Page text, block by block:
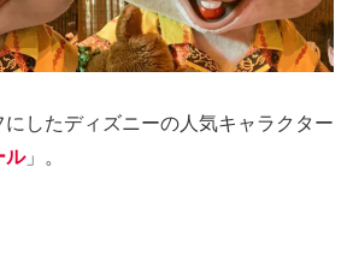
したディズニーの人気キャラクター
ル」。